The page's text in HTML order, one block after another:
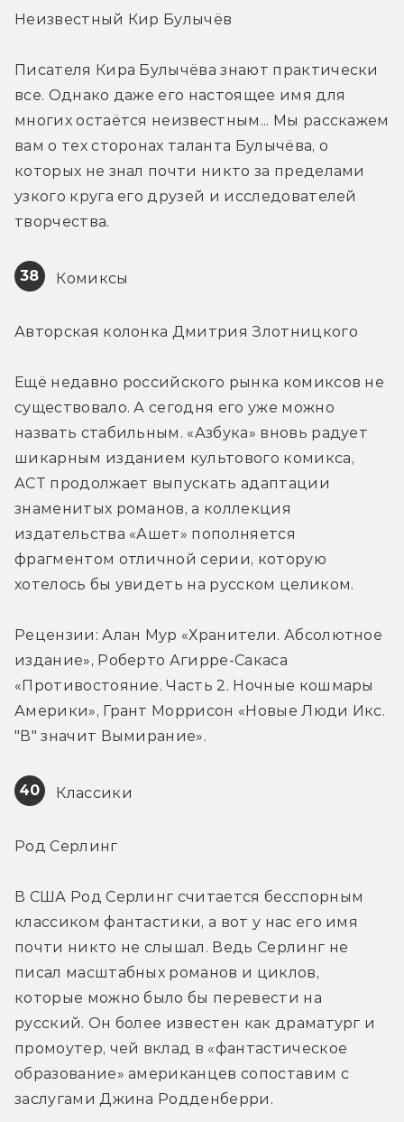
Неизвестный Кир Булычёв
Писателя Кира Булычёва знают практически
все. Однако даже его настоящее имя для
многих остаётся неизвестным... Мы расскажем
вам о тех сторонах таланта Булычёва, о
которых не знал почти никто за пределами
узкого круга его друзей и исследователей
творчества.
38 Комиксы
Авторская колонка Дмитрия Злотницкого
Ещё недавно российского рынка комиксов не
существовало. А сегодня его уже можно
назвать стабильным. «Азбука» вновь радует
шикарным изданием культового комикса,
АСТ продолжает выпускать адаптации
знаменитых романов, а коллекция
издательства «Ашет» пополняется
фрагментом отличной серии, которую
хотелось бы увидеть на русском целиком.
Рецензии: Алан Мур «Хранители. Абсолютное
издание», Роберто Агирре-Сакаса
«Противостояние. Часть 2. Ночные кошмары
Америки», Грант Моррисон «Новые Люди Икс.
"В" значит Вымирание».
40 Классики
Род Серлинг
В США Род Серлинг считается бесспорным
классиком фантастики, а вот у нас его имя
почти никто не слышал. Ведь Серлинг не
писал масштабных романов и циклов,
которые можно было бы перевести на
русский. Он более известен как драматург и
промоутер, чей вклад в «фантастическое
образование» американцев сопоставим с
заслугами Джина Родденберри.